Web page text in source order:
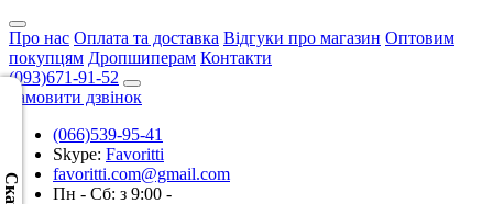
Про нас Оплата та доставка Відгуки про магазин Оптовим
покупцям Дропшиперам Контакти
(093)671-91-52
Замовити дзвінок
(066)539-95-41
Skype: Favoritti
favoritti.com@gmail.com
Пн - Сб: з 9:00 -
Скачать
XML
(Розн.)